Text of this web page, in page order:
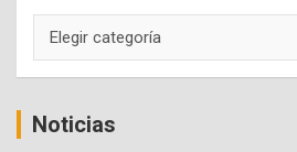
Noticias